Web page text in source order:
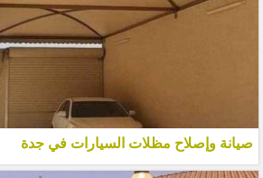
صيانة وإصلاح مظلات السيارات في جدة